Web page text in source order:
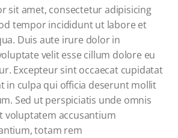
sit amet, consectetur adipisicing
tempor incididunt ut labore et
Duis aute irure dolor in
velit esse cillum dolore eu
Excepteur sint occaecat cupidatat
in culpa qui officia deserunt mollit
Sed ut perspiciatis unde omnis
voluptatem accusantium
totam rem